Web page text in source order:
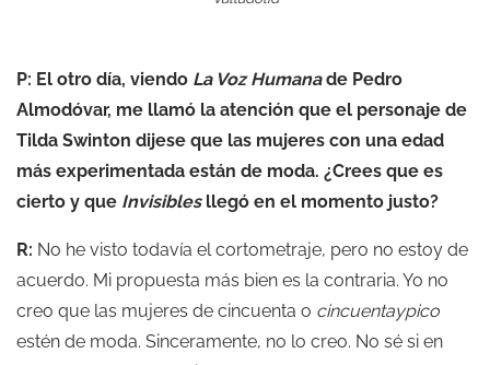
P: El otro día, viendo La Voz Humanade Pedro
Almodóvar, me llamó la atención que el personaje de
Tilda Swinton dijese que las mujeres con una edad
más experimentada están de moda. ¿Crees que es
cierto y que Invisiblesllegó en el momento justo?
R: No he visto todavía el cortometraje, pero no estoy de
acuerdo. Mi propuesta más bien es la contraria. Yo no
creo que las mujeres de cincuenta o cincuentaypico
estén de moda. Sinceramente, no lo creo. No sé si en